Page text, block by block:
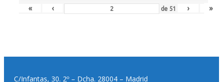
« ‹ de 51 › »
C/Infantas, 30. 2º – Dcha. 28004 – Madrid